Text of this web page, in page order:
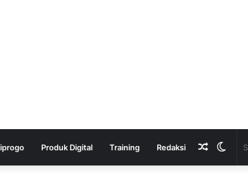
Produk Digital Training Redaksi Random